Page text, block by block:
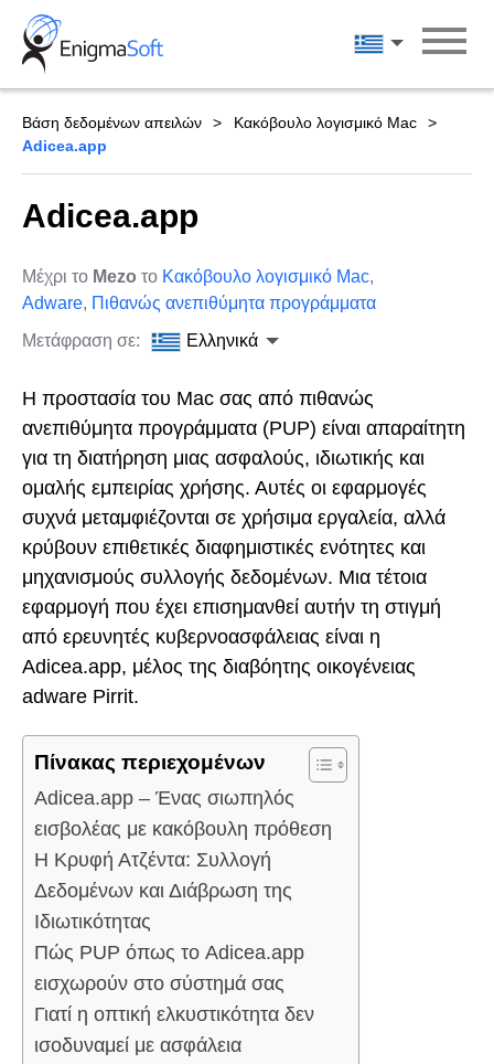
Skip
content
Ελληνικά
Βάση δεδομένων απειλών
Κακόβουλο λογισμικό Mac
Adicea.app
Adicea.app
Μέχρι το Mezo το Κακόβουλο λογισμικό Mac,
Adware, Πιθανώς ανεπιθύμητα προγράμματα
Μετάφραση σε:
Ελληνικά
Η προστασία του Mac σας από πιθανώς
ανεπιθύμητα προγράμματα (PUP) είναι απαραίτητη
για τη διατήρηση μιας ασφαλούς, ιδιωτικής και
ομαλής εμπειρίας χρήσης. Αυτές οι εφαρμογές
συχνά μεταμφιέζονται σε χρήσιμα εργαλεία, αλλά
κρύβουν επιθετικές διαφημιστικές ενότητες και
μηχανισμούς συλλογής δεδομένων. Μια τέτοια
εφαρμογή που έχει επισημανθεί αυτήν τη στιγμή
από ερευνητές κυβερνοασφάλειας είναι η
Adicea.app, μέλος της διαβόητης οικογένειας
adware Pirrit.
Πίνακας περιεχομένων
Adicea.app – Ένας σιωπηλός
εισβολέας με κακόβουλη πρόθεση
Η Κρυφή Ατζέντα: Συλλογή
Δεδομένων και Διάβρωση της
Ιδιωτικότητας
Πώς PUP όπως το Adicea.app
εισχωρούν στο σύστημά σας
Γιατί η οπτική ελκυστικότητα δεν
ισοδυναμεί με ασφάλεια